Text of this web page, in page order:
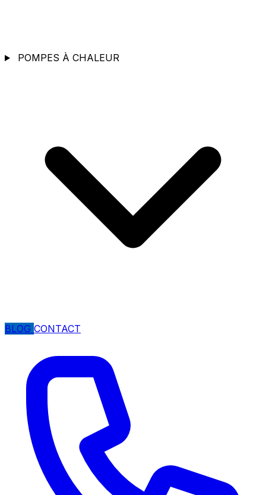
POMPES À CHALEUR
BLOG CONTACT